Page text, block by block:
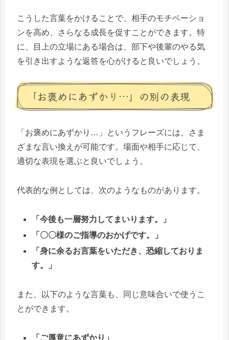
こうした言葉をかけることで、相手のモチベーショ
ンを高め、さらなる成長を促すことができます。特
に、目上の立場にある場合は、部下や後輩のやる気
を引き出すような返答を心がけると良いでしょう。
「お褒めにあずかり…」の別の表現
「お褒めにあずかり…」というフレーズには、さま
ざまな言い換えが可能です。場面や相手に応じて、
適切な表現を選ぶと良いでしょう。
代表的な例としては、次のようなものがあります。
「今後も一層努力してまいります。」
「〇〇様のご指導のおかげです。」
「身に余るお言葉をいただき、恐縮しておりま
す。」
また、以下のような言葉も、同じ意味合いで使うこ
とができます。
「ご厚意にあずかり」